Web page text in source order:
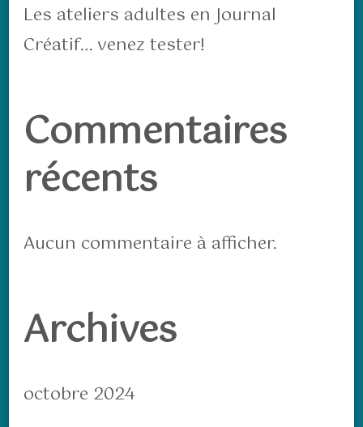
Les ateliers adultes en Journal
Créatif… venez tester!
Commentaires
récents
Aucun commentaire à afficher.
Archives
octobre 2024